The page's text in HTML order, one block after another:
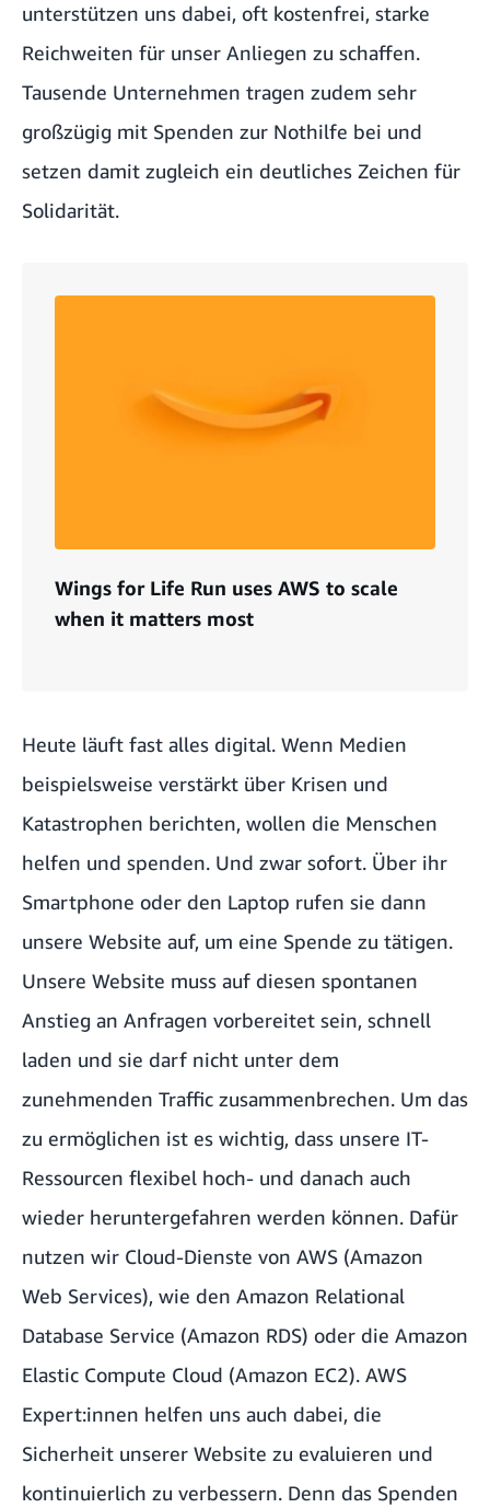
unterstützen uns dabei, oft kostenfrei, starke
Reichweiten für unser Anliegen zu schaffen.
Tausende Unternehmen tragen zudem sehr
großzügig mit Spenden zur Nothilfe bei und
setzen damit zugleich ein deutliches Zeichen für
Solidarität.
Wings for Life Run uses AWS to scale
when it matters most
Heute läuft fast alles digital. Wenn Medien
beispielsweise verstärkt über Krisen und
Katastrophen berichten, wollen die Menschen
helfen und spenden. Und zwar sofort. Über ihr
Smartphone oder den Laptop rufen sie dann
unsere Website auf, um eine Spende zu tätigen.
Unsere Website muss auf diesen spontanen
Anstieg an Anfragen vorbereitet sein, schnell
laden und sie darf nicht unter dem
zunehmenden Traffic zusammenbrechen. Um das
zu ermöglichen ist es wichtig, dass unsere IT-
Ressourcen flexibel hoch- und danach auch
wieder heruntergefahren werden können. Dafür
nutzen wir Cloud-Dienste von AWS (Amazon
Web Services), wie den Amazon Relational
Database Service (Amazon RDS) oder die Amazon
Elastic Compute Cloud (Amazon EC2). AWS
Expert:innen helfen uns auch dabei, die
Sicherheit unserer Website zu evaluieren und
kontinuierlich zu verbessern. Denn das Spenden